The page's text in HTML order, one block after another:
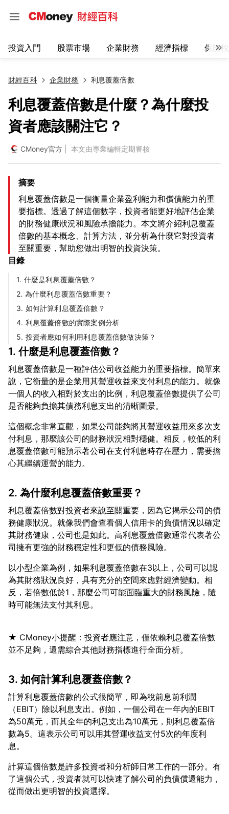
投資入門 股票市場 企業財務 經濟指標 保險
財經百科 企業財務 利息覆蓋倍數
利息覆蓋倍數是什麼？為什麼投
資者應該關注它？
CMoney官方 | 本文由專業編輯定期審核
摘要
利息覆蓋倍數是一個衡量企業盈利能力和償債能力的重
要指標。透過了解這個數字，投資者能更好地評估企業
的財務健康狀況和風險承擔能力。本文將介紹利息覆蓋
倍數的基本概念、計算方法，並分析為什麼它對投資者
至關重要，幫助您做出明智的投資決策。
目錄
1. 什麼是利息覆蓋倍數？
2. 為什麼利息覆蓋倍數重要？
3. 如何計算利息覆蓋倍數？
4. 利息覆蓋倍數的實際案例分析
5. 投資者應如何利用利息覆蓋倍數做決策？
1. 什麼是利息覆蓋倍數？
利息覆蓋倍數是一種評估公司收益能力的重要指標。簡單來
說，它衡量的是企業用其營運收益來支付利息的能力。就像
一個人的收入相對於支出的比例，利息覆蓋倍數提供了公司
這個概念非常直觀，如果公司能夠將其營運收益用來多次支
付利息，那麼該公司的財務狀況相對穩健。相反，較低的利
息覆蓋倍數可能預示著公司在支付利息時存在壓力，需要擔
2. 為什麼利息覆蓋倍數重要？
利息覆蓋倍數對投資者來說至關重要，因為它揭示公司的債
務健康狀況。就像我們會查看個人信用卡的負債情況以確定
其財務健康，公司也是如此。高利息覆蓋倍數通常代表著公
以小型企業為例，如果利息覆蓋倍數在3以上，公司可以認
為其財務狀況良好，具有充分的空間來應對經濟變動。相
反，若倍數低於1，那麼公司可能面臨重大的財務風險，隨
★ CMoney小提醒：投資者應注意，僅依賴利息覆蓋倍數
3. 如何計算利息覆蓋倍數？
計算利息覆蓋倍數的公式很簡單，即為稅前息前利潤
（EBIT）除以利息支出。例如，一個公司在一年內的EBIT
為50萬元，而其全年的利息支出為10萬元，則利息覆蓋倍
數為5。這表示公司可以用其營運收益支付5次的年度利
計算這個倍數是許多投資者和分析師日常工作的一部分。有
了這個公式，投資者就可以快速了解公司的負債償還能力，